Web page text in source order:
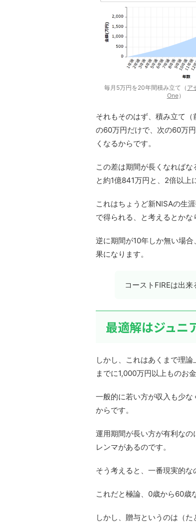
毎月5万円を20年間積み立て（ ア
One）
それもそのはず、積み立て
の60万円だけで、次の60万
くなるからです。
この差は期間が長くなれば
と約1億841万円と、2倍以上
これはちょうど新NISAの生
で得られる、と考えるとかな
逆に期間が10年しか無い場
果になります。
コーストFIREは出
最適解はジュニ
しかし、これはあくまで理
までに1,000万円以上ものお
一般的に若い方が収入も少
からです。
運用期間が長い方が有利な
レンマがあるのです。
そう考えると、一番現実的な
これだと極論、0歳から60歳
しかし、贈与というのは（